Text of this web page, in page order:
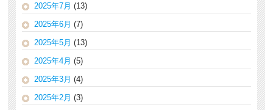
2025年7月 (13)
2025年6月 (7)
2025年5月 (13)
2025年4月 (5)
2025年3月 (4)
2025年2月 (3)